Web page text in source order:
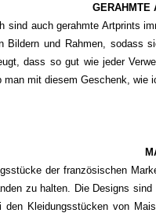
GERAHMTE
sind auch gerahmte Artprints
Bildern und Rahmen, sodass
dass so gut wie jeder
man mit diesem Geschenk, wie
der französischen
zu halten. Die Designs
Kleidungsstücken von